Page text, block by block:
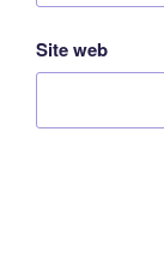
Site web